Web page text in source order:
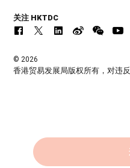
关注 HKTDC
© 2026
香港贸易发展局版权所有，对违